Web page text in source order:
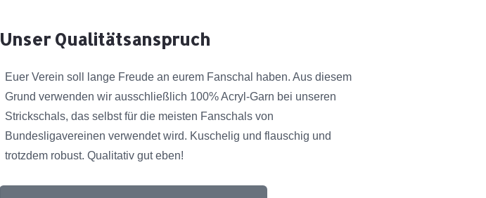
Unser Qualitätsanspruch
Euer Verein soll lange Freude an eurem Fanschal haben. Aus diesem
Grund verwenden wir ausschließlich 100% Acryl-Garn bei unseren
Strickschals, das selbst für die meisten Fanschals von
Bundesligavereinen verwendet wird. Kuschelig und flauschig und
trotzdem robust. Qualitativ gut eben!